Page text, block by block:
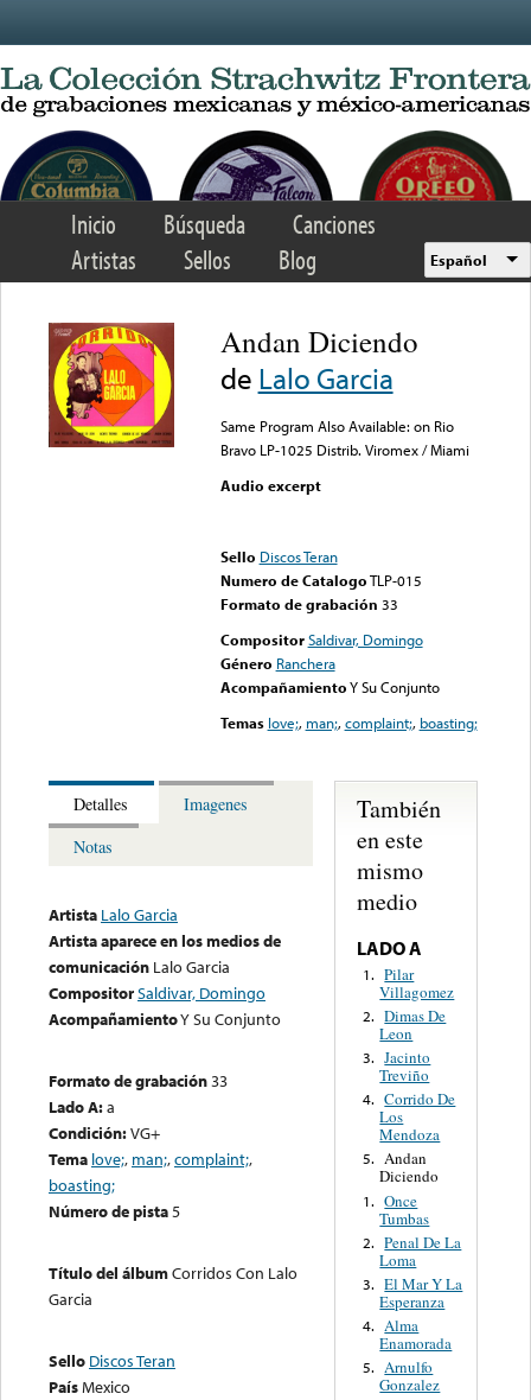
Inicio Búsqueda
Canciones
Artistas
Sellos Blog Español
Andan Diciendo
de Lalo Garcia
Same Program Also Available: on Rio
Bravo LP-1025 Distrib. Viromex / Miami
Audio excerpt
Sello Discos Teran
Numero de CatalogoTLP-015
Formato de grabación 33
Compositor Saldivar, Domingo
Género Ranchera
AcompañamientoY Su Conjunto
Temas love;, man;,complaint;, boasting;
Detalles
Imagenes
Notas
Artista Lalo Garcia
Artista aparece en los medios de
comunicación Lalo Garcia
CompositorSaldivar, Domingo
AcompañamientoY Su Conjunto
Formato de grabación33
Lado A:a
Condición:VG+
Tema love;, man;,complaint;,
boasting;
Número de pista5
Título del álbumCorridos Con Lalo
Garcia
Sello Discos Teran
PaísMexico
También
en este
mismo
medio
LADO A
1. Pilar
Villagomez
2. Dimas De
Leon
3. Jacinto
Treviño
4. Corrido De
Los
Mendoza
5. Andan
Diciendo
1. Once
Tumbas
2. Penal De La
Loma
3. El Mar Y La
Esperanza
4. Alma
Enamorada
5. Arnulfo
Gonzalez